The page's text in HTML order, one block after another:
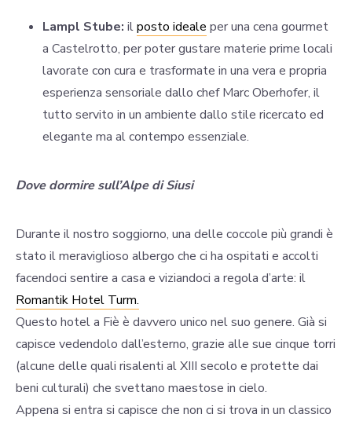
Lampl Stube: ilposto ideale per una cena gourmet
a Castelrotto, per poter gustare materie prime locali
lavorate con cura e trasformate in una vera e propria
esperienza sensoriale dallo chef Marc Oberhofer, il
tutto servito in un ambiente dallo stile ricercato ed
elegante ma al contempo essenziale.
Dove dormire sull’Alpe di Siusi
Durante il nostro soggiorno, una delle coccole più grandi è
stato il meraviglioso albergo che ci ha ospitati e accolti
facendoci sentire a casa e viziandoci a regola d’arte: il
Romantik Hotel Turm.
Questo hotel a Fiè è davvero unico nel suo genere. Già si
capisce vedendolo dall’esterno, grazie alle sue cinque torri
(alcune delle quali risalenti al XIII secolo e protette dai
beni culturali) che svettano maestose in cielo.
Appena si entra si capisce che non ci si trova in un classico